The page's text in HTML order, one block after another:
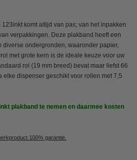
komt altijd van pas; van het inpakken
verpakkingen. Deze plakband heeft een
diverse ondergronden, waaronder papier,
met grote kern is de ideale keuze voor uw
rol (19 mm breed) bevat maar liefst 66
elke dispenser geschikt voor rollen met 7,5
plakband te nemen en daarmee kosten
100% garantie.